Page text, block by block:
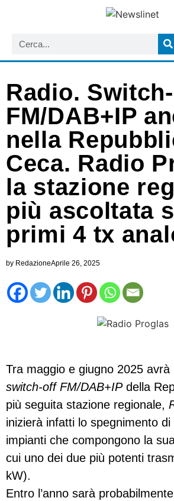
Radio.
FM/DAB+IP
nella
Ceca. Radio
la stazione
più ascoltata
primi 4 tx
by RedazioneAprile 26, 2025
Tra maggio e giugno 2025 avrà
switch-off FM/DAB+IPdella
più seguita stazione regionale,
inizierà infatti lo spegnimento di
impianti che compongono la
cui uno dei due più potenti
kW).
Entro l’anno sarà